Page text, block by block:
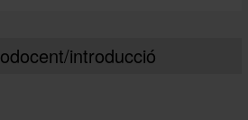
introducció